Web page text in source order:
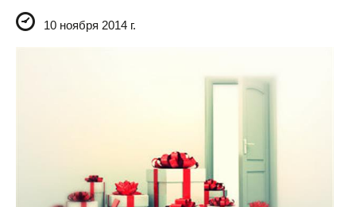
10 ноября 2014 г.